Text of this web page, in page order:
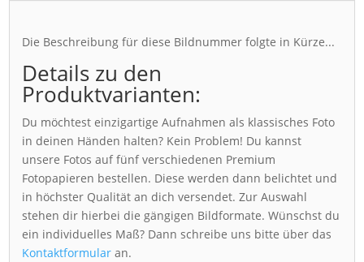
Die Beschreibung für diese Bildnummer folgte in Kürze...
Details zu den
Produktvarianten:
Du möchtest einzigartige Aufnahmen als klassisches Foto
in deinen Händen halten? Kein Problem! Du kannst
unsere Fotos auf fünf verschiedenen Premium
Fotopapieren bestellen. Diese werden dann belichtet und
in höchster Qualität an dich versendet. Zur Auswahl
stehen dir hierbei die gängigen Bildformate. Wünschst du
ein individuelles Maß? Dann schreibe uns bitte über das
Kontaktformular an.